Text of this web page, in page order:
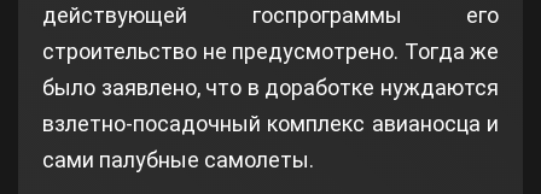
действующей госпрограммы его
строительство не предусмотрено. Тогда же
было заявлено, что в доработке нуждаются
взлетно-посадочный комплекс авианосца и
сами палубные самолеты.